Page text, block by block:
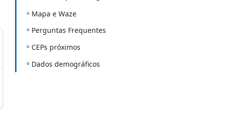
Mapa e Waze
Perguntas Frequentes
CEPs próximos
Dados demográficos